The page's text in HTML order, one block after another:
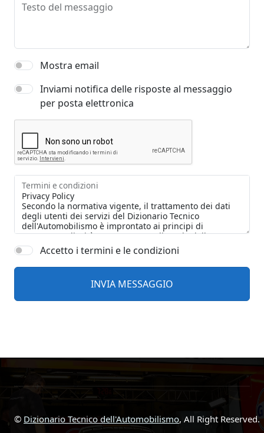
Testo del messaggio
Mostra email
Inviami notifica delle risposte al messaggio
per posta elettronica
Termini e condizioni
Accetto i termini e le condizioni
© Dizionario Tecnico dell'Automobilismo, All Right Reserved.